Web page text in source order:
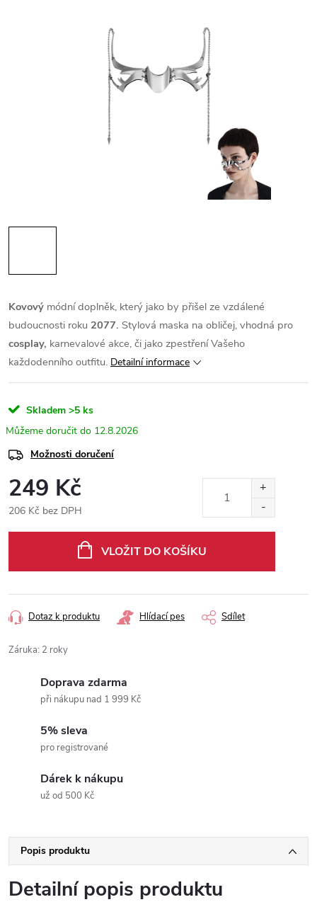
Kovový módní doplněk, který jako by přišel ze vzdálené
budoucnosti roku 2077. Stylová maska na obličej, vhodná pro
cosplay, karnevalové akce, či jako zpestření Vašeho
každodenního outfitu. Detailní informace
Skladem >5 ks
12.8.2026
Možnosti doručení
249 Kč
206 Kč bez DPH
VLOŽIT DO KOŠÍKU
Dotaz k produktu Hlídací pes Sdílet
Záruka: 2 roky
Doprava zdarma
při nákupu nad 1 999 Kč
5% sleva
pro registrované
Dárek k nákupu
už od 500 Kč
Popis produktu
Detailní popis produktu